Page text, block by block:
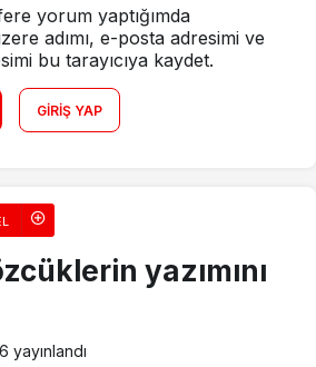
yorum yaptığımda
adımı, e-posta adresimi ve
bu tarayıcıya kaydet.
GIRIŞ YAP
yazımını
yayınlandı